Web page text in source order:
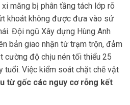
măng bị phân tầng tách lớp rõ
khoát không được đưa vào sử
Đội ngũ Xây dựng Hùng Anh
bản giao nhận từ trạm trộn, đảm
cường độ chịu nén tối thiểu 25
tuổi. Việc kiểm soát chặt chẽ vật
từ gốc các nguy cơ rỗng kết